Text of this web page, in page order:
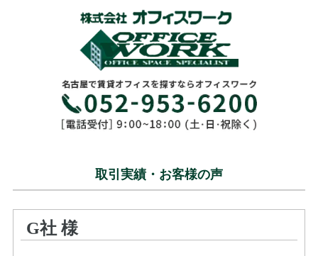
取引実績・お客様の声
G社様